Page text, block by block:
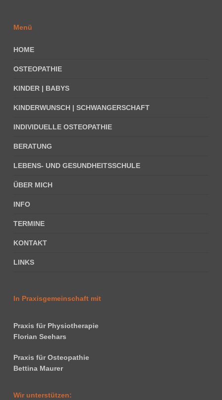
Menü
HOME
OSTEOPATHIE
KINDER | BABYS
KINDERWUNSCH | SCHWANGERSCHAFT
INDIVIDUELLE OSTEOPATHIE
BERATUNG
LEBENS- UND GESUNDHEITSSCHULE
ÜBER MICH
INFO
TERMINE
KONTAKT
LINKS
In Praxisgemeinschaft mit
Praxis für Physiotherapie
Florian Seehars
Praxis für Osteopathie
Bettina Maurer
Wir unterstützen: